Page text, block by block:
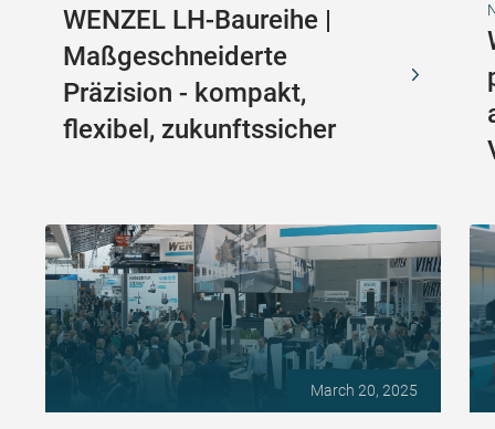
WENZEL LH-Baureihe |
Maßgeschneiderte
Präzision - kompakt,
flexibel, zukunftssicher
March 20, 2025